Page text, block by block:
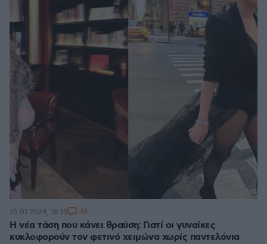
Η νέα τάση που κάνει θραύση: Γιατί οι γυναίκες
κυκλοφορούν τον φετινό χειμώνα χωρίς παντελόνια
25.01.2024, 18:15 46